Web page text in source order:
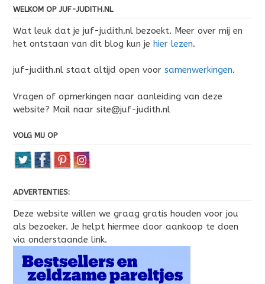
WELKOM OP JUF-JUDITH.NL
Wat leuk dat je juf-judith.nl bezoekt. Meer over mij en
het ontstaan van dit blog kun je hier lezen.
juf-judith.nl staat altijd open voor samenwerkingen.
Vragen of opmerkingen naar aanleiding van deze
website? Mail naar site@juf-judith.nl
VOLG MIJ OP
ADVERTENTIES:
Deze website willen we graag gratis houden voor jou
als bezoeker. Je helpt hiermee door aankoop te doen
via onderstaande link.